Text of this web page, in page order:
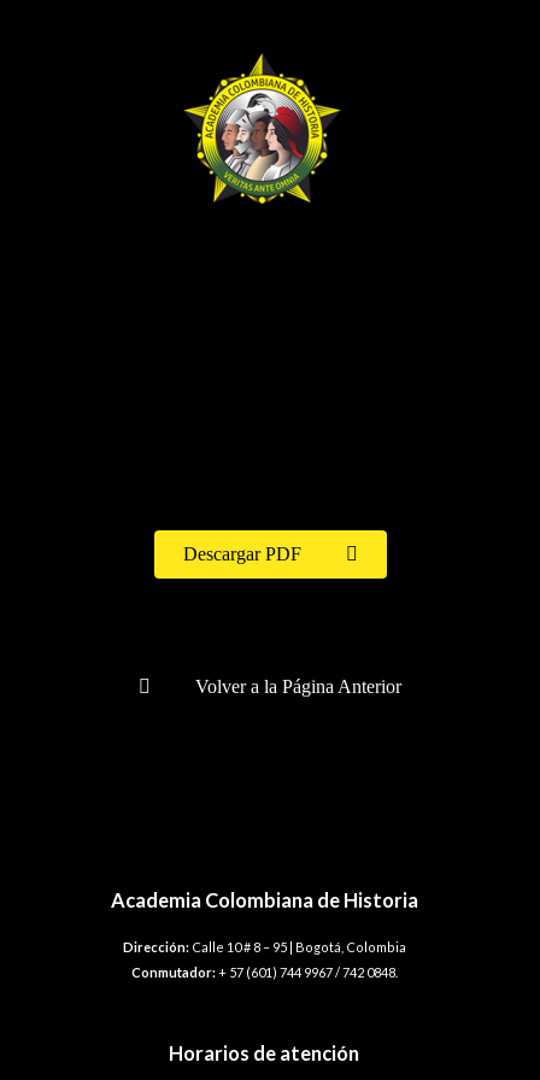
Descargar PDF
Volver a la Página Anterior
Academia Colombiana de Historia
Dirección:Calle 10 # 8 – 95 | Bogotá, Colombia
Conmutador:+ 57 (601) 744 9967 / 742 0848.
Horarios de atención